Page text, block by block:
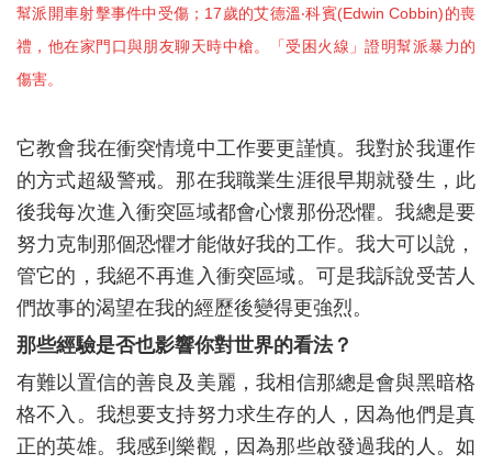
幫派開車射擊事件中受傷；17歲的艾德溫‧科賓(Edwin Cobbin)的喪
禮，他在家門口與朋友聊天時中槍。「受困火線」證明幫派暴力的
傷害。
它教會我在衝突情境中工作要更謹慎。我對於我運作
的方式超級警戒。那在我職業生涯很早期就發生，此
後我每次進入衝突區域都會心懷那份恐懼。我總是要
努力克制那個恐懼才能做好我的工作。我大可以說，
管它的，我絕不再進入衝突區域。可是我訴說受苦人
們故事的渴望在我的經歷後變得更強烈。
那些經驗是否也影響你對世界的看法？
有難以置信的善良及美麗，我相信那總是會與黑暗格
格不入。我想要支持努力求生存的人，因為他們是真
正的英雄。我感到樂觀，因為那些啟發過我的人。如